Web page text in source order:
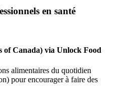
en santé
of Canada) via Unlock Food
alimentaires du quotidien
pour encourager à faire des